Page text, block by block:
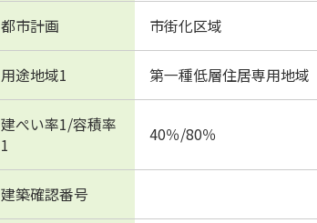
都市計画 市街化区域
用途地域1 第一種低層住居専用地域
建ぺい率1/容積率
1
40％/80％
建築確認番号